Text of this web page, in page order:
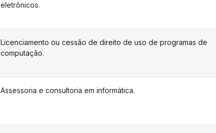
eletrônicos.
Licenciamento ou cessão de direito de uso de programas de
computação.
Assessoria e consultoria em informática.